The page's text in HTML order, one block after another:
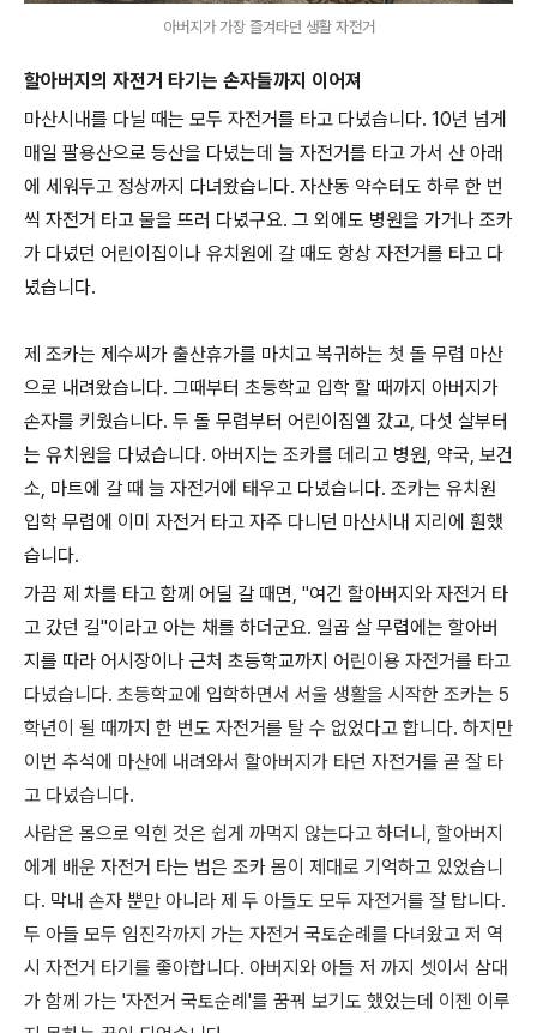
아버지가 가장 즐겨타던 생활 자전거
할아버지의 자전거 타기는 손자들까지 이어져
마산시내를 다닐 때는 모두 자전거를 타고 다녔습니다. 10년 넘게
매일 팔용산으로 등산을 다녔는데 늘 자전거를 타고 가서 산 아래
에 세워두고 정상까지 다녀왔습니다. 자산동 약수터도 하루 한 번
씩 자전거 타고 물을 뜨러 다녔구요. 그 외에도 병원을 가거나 조카
가 다녔던 어린이집이나 유치원에 갈 때도 항상 자전거를 타고 다
녔습니다.
제 조카는 제수씨가 출산휴가를 마치고 복귀하는 첫 돌 무렵 마산
으로 내려왔습니다. 그때부터 초등학교 입학 할 때까지 아버지가
손자를 키웠습니다. 두 돌 무렵부터 어린이집엘 갔고, 다섯 살부터
는 유치원을 다녔습니다. 아버지는 조카를 데리고 병원, 약국, 보건
소, 마트에 갈 때 늘 자전거에 태우고 다녔습니다. 조카는 유치원
입학 무렵에 이미 자전거 타고 자주 다니던 마산시내 지리에 훤했
습니다.
가끔 제 차를 타고 함께 어딜 갈 때면, "여긴 할아버지와 자전거 타
고 갔던 길"이라고 아는 채를 하더군요. 일곱 살 무렵에는 할아버
지를 따라 어시장이나 근처 초등학교까지 어린이용 자전거를 타고
다녔습니다. 초등학교에 입학하면서 서울 생활을 시작한 조카는 5
학년이 될 때까지 한 번도 자전거를 탈 수 없었다고 합니다. 하지만
이번 추석에 마산에 내려와서 할아버지가 타던 자전거를 곧 잘 타
고 다녔습니다.
사람은 몸으로 익힌 것은 쉽게 까먹지 않는다고 하더니, 할아버지
에게 배운 자전거 타는 법은 조카 몸이 제대로 기억하고 있었습니
다. 막내 손자 뿐만 아니라 제 두 아들도 모두 자전거를 잘 탑니다.
두 아들 모두 임진각까지 가는 자전거 국토순례를 다녀왔고 저 역
시 자전거 타기를 좋아합니다. 아버지와 아들 저 까지 셋이서 삼대
가 함께 가는 '자전거 국토순례'를 꿈꿔 보기도 했었는데 이젠 이루